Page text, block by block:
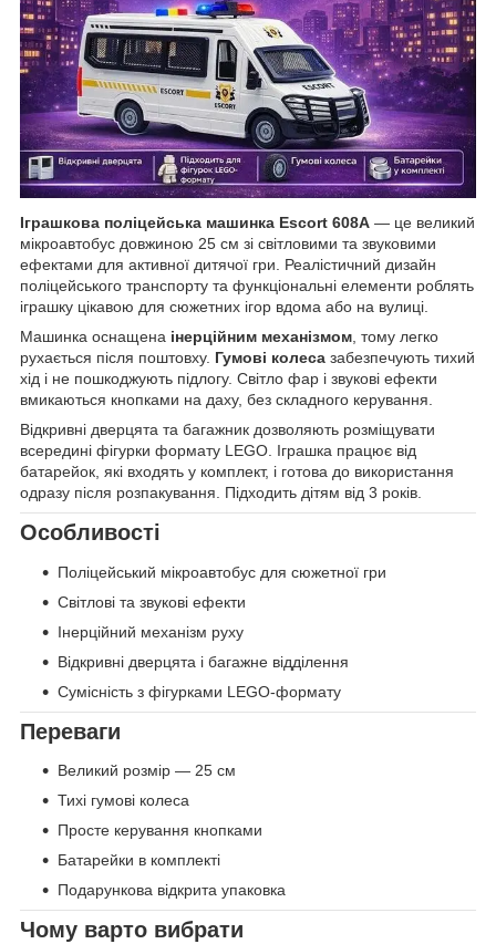
Іграшкова поліцейська машинка Escort 608A — це великий
мікроавтобус довжиною 25 см зі світловими та звуковими
ефектами для активної дитячої гри. Реалістичний дизайн
поліцейського транспорту та функціональні елементи роблять
іграшку цікавою для сюжетних ігор вдома або на вулиці.
Машинка оснащена інерційним механізмом , тому легко
рухається після поштовху. Гумові колеса забезпечують тихий
хід і не пошкоджують підлогу. Світло фар і звукові ефекти
вмикаються кнопками на даху, без складного керування.
Відкривні дверцята та багажник дозволяють розміщувати
всередині фігурки формату LEGO. Іграшка працює від
батарейок, які входять у комплект, і готова до використання
одразу після розпакування. Підходить дітям від 3 років.
Особливості
Поліцейський мікроавтобус для сюжетної гри
Світлові та звукові ефекти
Інерційний механізм руху
Відкривні дверцята і багажне відділення
Сумісність з фігурками LEGO-формату
Переваги
Великий розмір — 25 см
Тихі гумові колеса
Просте керування кнопками
Батарейки в комплекті
Подарункова відкрита упаковка
Чому варто вибрати